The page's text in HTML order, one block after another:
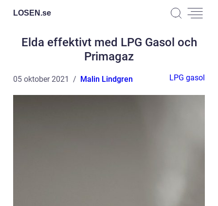
LOSEN.se
Elda effektivt med LPG Gasol och
Primagaz
05 oktober 2021 Malin Lindgren LPG gasol